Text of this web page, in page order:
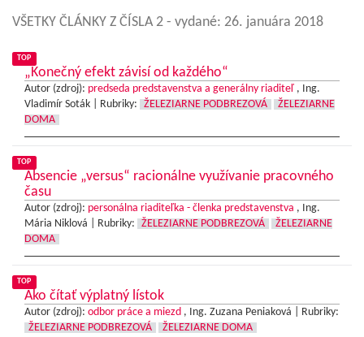
VŠETKY ČLÁNKY Z ČÍSLA 2 - vydané: 26. januára 2018
TOP
„Konečný efekt závisí od každého“
Autor (zdroj): predseda predstavenstva a generálny riaditeľ
, Ing.
Vladimír Soták |
Rubriky: ŽELEZIARNE PODBREZOVÁ
ŽELEZIARNE
DOMA
TOP
Absencie „versus“ racionálne využívanie pracovného
času
Autor (zdroj): personálna riaditeľka - členka predstavenstva , Ing.
Mária Niklová |
Rubriky: ŽELEZIARNE PODBREZOVÁ
ŽELEZIARNE
DOMA
TOP
Ako čítať výplatný lístok
Autor (zdroj): odbor práce a miezd , Ing. Zuzana Peniaková |
Rubriky:
ŽELEZIARNE PODBREZOVÁ
ŽELEZIARNE DOMA